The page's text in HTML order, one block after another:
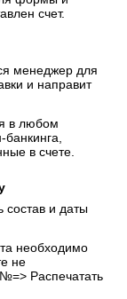
счет.
менеджер для
и направит
в любом
банкинга,
в счете.
состав и даты
необходимо
не
Распечатать